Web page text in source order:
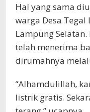
Hal yang sama
warga Desa Tegal
Lampung
telah menerima
dirumahnya
“Alhamdulillah,
listrik gratis.